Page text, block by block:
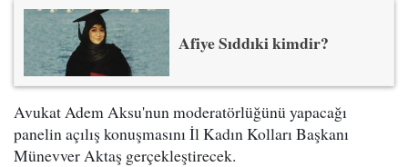
Afiye Sıddıki kimdir?
Avukat Adem Aksu'nun moderatörlüğünü yapacağı
panelin açılış konuşmasını İl Kadın Kolları Başkanı
Münevver Aktaş gerçekleştirecek.